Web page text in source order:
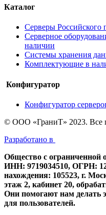
Каталог
Серверы Российского
Серверное
наличии
Системы хранения
Комплектующие в
Конфигуратор
Конфигуратор
© ООО «ГраниТ» 2023. Все
Разработано в
Общество с ограниченной
ИНН: 9719034510, ОГРН:
нахождения: 105523, г.
этаж 2, кабинет 20,
Они помогают нам делать
для пользователей.